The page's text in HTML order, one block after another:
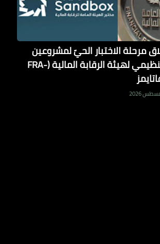
مرحلة الاختبار الحيّ لمشروعين
في المختبر التنظيمي لهيئة الرقابة المالية (FRA-